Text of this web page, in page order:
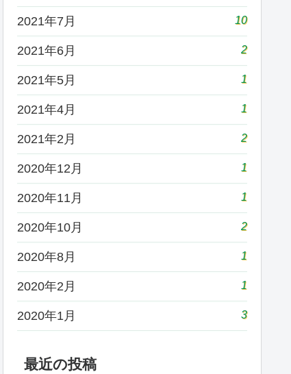
2021年7月 10
2021年6月 2
2021年5月 1
2021年4月 1
2021年2月 2
2020年12月 1
2020年11月 1
2020年10月 2
2020年8月 1
2020年2月 1
2020年1月 3
最近の投稿